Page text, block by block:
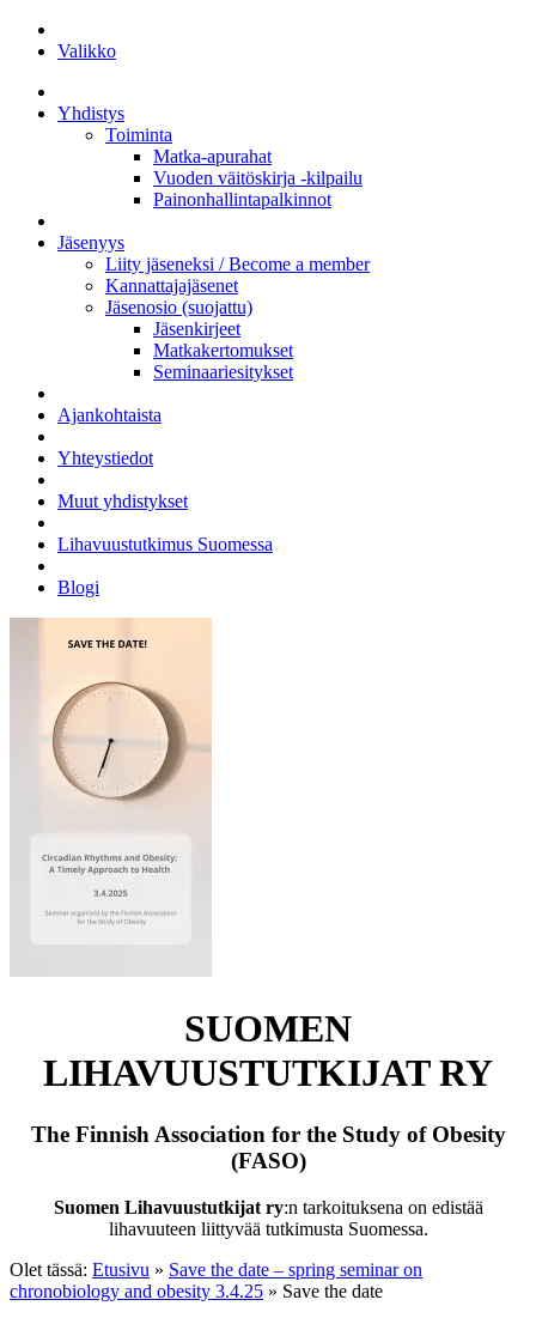
Valikko
Yhdistys
Toiminta
Matka-apurahat
Vuoden väitöskirja -kilpailu
Painonhallintapalkinnot
Jäsenyys
Liity jäseneksi / Become a member
Kannattajajäsenet
Jäsenosio (suojattu)
Jäsenkirjeet
Matkakertomukset
Seminaariesitykset
Ajankohtaista
Yhteystiedot
Muut yhdistykset
Lihavuustutkimus Suomessa
Blogi
SUOMEN
LIHAVUUSTUTKIJAT RY
The Finnish Association for the Study of Obesity
(FASO)
Suomen Lihavuustutkijat ry:n tarkoituksena on edistää
lihavuuteen liittyvää tutkimusta Suomessa.
Olet tässä: Etusivu » Save the date – spring seminar on
chronobiology and obesity 3.4.25 » Save the date